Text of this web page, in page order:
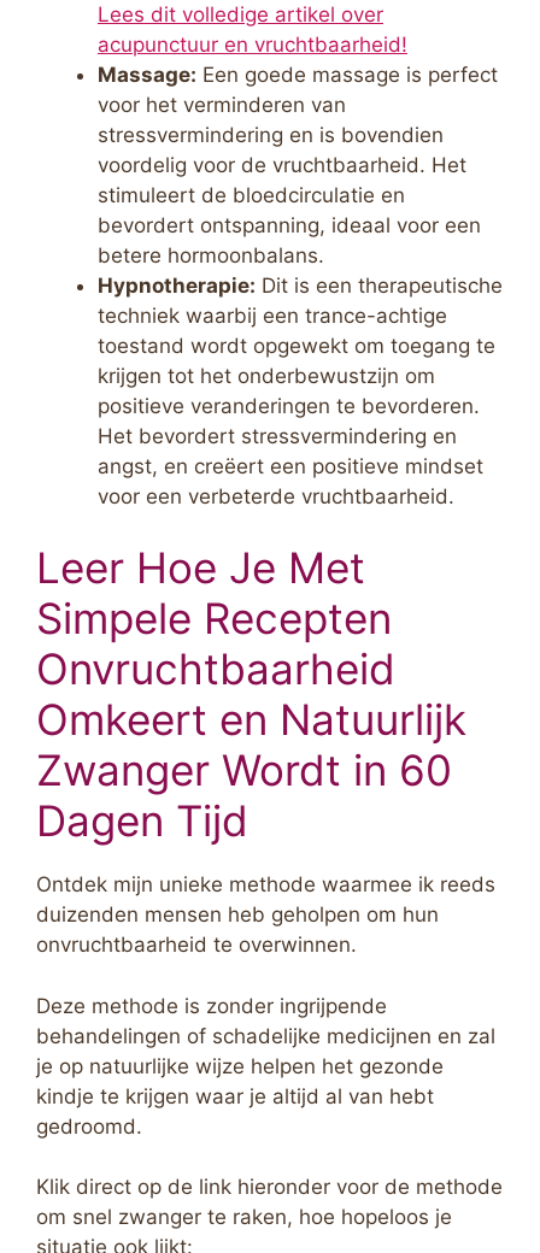
Lees dit volledige artikel over
acupunctuur en vruchtbaarheid!
Massage: Een goede massage is perfect
voor het verminderen van
stressvermindering en is bovendien
voordelig voor de vruchtbaarheid. Het
stimuleert de bloedcirculatie en
bevordert ontspanning, ideaal voor een
betere hormoonbalans.
Hypnotherapie: Dit is een therapeutische
techniek waarbij een trance-achtige
toestand wordt opgewekt om toegang te
krijgen tot het onderbewustzijn om
positieve veranderingen te bevorderen.
Het bevordert stressvermindering en
angst, en creëert een positieve mindset
voor een verbeterde vruchtbaarheid.
Leer Hoe Je Met
Simpele Recepten
Onvruchtbaarheid
Omkeert en Natuurlijk
Zwanger Wordt in 60
Dagen Tijd
Ontdek mijn unieke methode waarmee ik reeds
duizenden mensen heb geholpen om hun
onvruchtbaarheid te overwinnen.
Deze methode is zonder ingrijpende
behandelingen of schadelijke medicijnen en zal
je op natuurlijke wijze helpen het gezonde
kindje te krijgen waar je altijd al van hebt
gedroomd.
Klik direct op de link hieronder voor de methode
om snel zwanger te raken, hoe hopeloos je
situatie ook lijkt: